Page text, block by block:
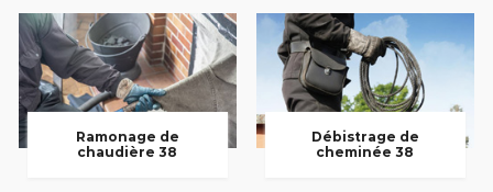
Ramonage de
chaudière 38
Débistrage de
cheminée 38